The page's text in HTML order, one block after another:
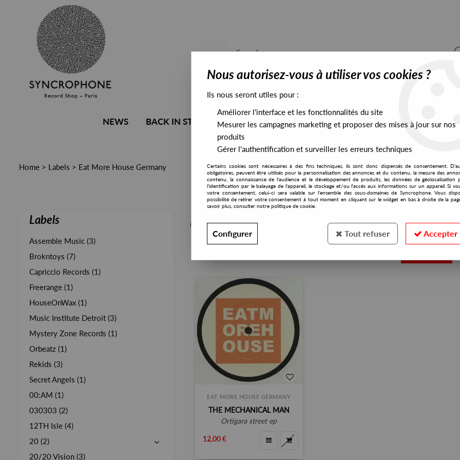
NEWS BACK IN STOCK ALL STOCK EXCLUSIVES PRESALES EXCLUSIVES
Home > Labels > Eat More House Germany
Labels
Assemble Music (3)
Brokntoys (7)
Capriccio Records (1)
Freerange (1)
HouseOnWax (1)
Music Institute Detroit (3)
Mystery Zone Records (1)
Orbeatz (1)
Rekids (3)
Secret Angels (1)
00:AM (1)
030303 (2)
12TH Isle (4)
20 (2)
20/20 Vision (3)
PRESALES EXCLUSIVES
EAT MORE HOUSE GERMANY
THE MECHANICAL MAN
ortigara street ep
12,00 €
Nous autorisez-vous à utiliser vos cookies ?
Ils nous seront utiles pour :
Améliorer l'interface et les fonctionnalités du site
Mesurer les campagnes marketing et proposer des mises à jour sur nos
produits
Gérer l'authentification et surveiller les erreurs techniques
Certains cookies sont nécessaires à des fins techniques, ils sont donc dispensés de consentement.
obligatoires, peuvent être utilisés pour la personnalisation des annonces et du contenu, la mesure des
contenu, la connaissance de l'audience et le développement de produits, les données de géolocalisation
l'identification par le balayage de l'appareil, le stockage et/ou l'accès aux informations sur un appareil. Si
votre consentement, celui-ci sera valable sur l’ensemble des sous-domaines de Syncrophone. Vous
possibilité de retirer votre consentement à tout moment en cliquant sur le widget en bas à droite de la
savoir plus, consulter notre politique de cookie.
Configurer Tout refuser Accepter